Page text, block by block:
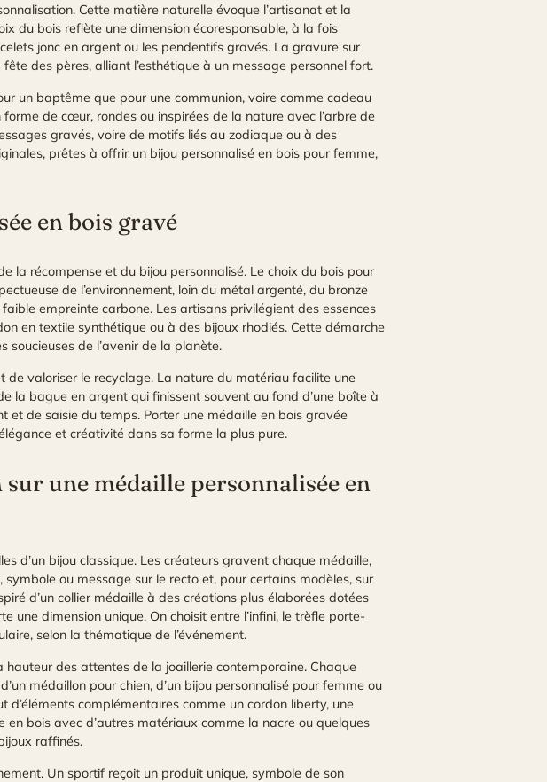
Cette matière naturelle évoque l’artisanat et la
du bois reflète une dimension écoresponsable, à la fois
jonc en argent ou les pendentifs gravés. La gravure sur
des pères, alliant l’esthétique à un message personnel fort.
un baptême que pour une communion, voire comme cadeau
de cœur, rondes ou inspirées de la nature avec l’arbre de
gravés, voire de motifs liés au zodiaque ou à des
prêtes à offrir un bijou personnalisé en bois pour femme,
en bois gravé
la récompense et du bijou personnalisé. Le choix du bois pour
de l’environnement, loin du métal argenté, du bronze
empreinte carbone. Les artisans privilégient des essences
en textile synthétique ou à des bijoux rhodiés. Cette démarche
soucieuses de l’avenir de la planète.
de valoriser le recyclage. La nature du matériau facilite une
la bague en argent qui finissent souvent au fond d’une boîte à
et de saisie du temps. Porter une médaille en bois gravée
et créativité dans sa forme la plus pure.
une médaille personnalisée en
d’un bijou classique. Les créateurs gravent chaque médaille,
ou message sur le recto et, pour certains modèles, sur
d’un collier médaille à des créations plus élaborées dotées
une dimension unique. On choisit entre l’infini, le trèfle porte-
selon la thématique de l’événement.
des attentes de la joaillerie contemporaine. Chaque
médaillon pour chien, d’un bijou personnalisé pour femme ou
d’éléments complémentaires comme un cordon liberty, une
bois avec d’autres matériaux comme la nacre ou quelques
raffinés.
Un sportif reçoit un produit unique, symbole de son